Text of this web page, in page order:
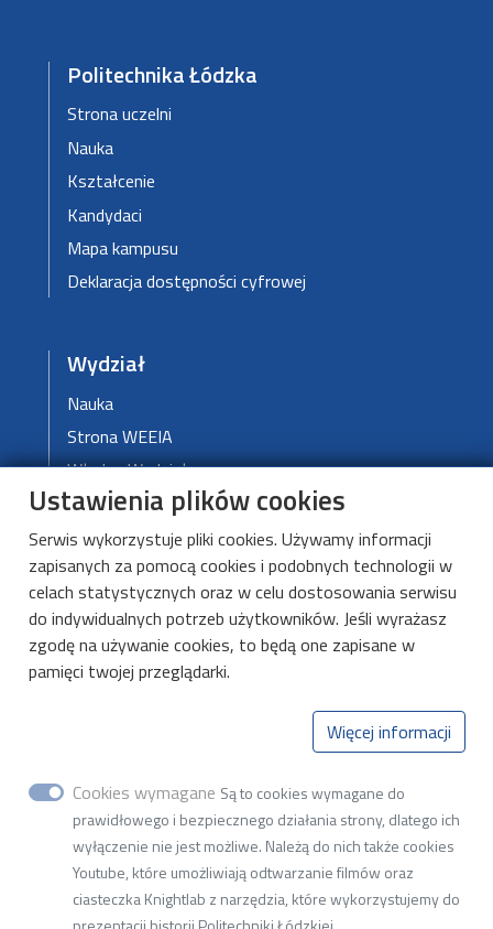
Katedra Mikroelektroniki i Technik
Informatycznych
ul. Wólczańska 221, budynek B18, 93-005 Łódź
NIP 727-002-18-95
Politechnika Łódzka
Strona uczelni
Nauka
Kształcenie
Kandydaci
Mapa kampusu
Deklaracja dostępności cyfrowej
Wydział
Nauka
Strona WEEIA
Władze Wydziału
DMCS
O DMCS
Aktualności
Kształcenie
Ustawienia plików cookies
Serwis wykorzystuje pliki cookies. Używamy informacji
zapisanych za pomocą cookies i podobnych technologii w
celach statystycznych oraz w celu dostosowania serwisu
do indywidualnych potrzeb użytkowników. Jeśli wyrażasz
zgodę na używanie cookies, to będą one zapisane w
pamięci twojej przeglądarki.
Więcej informacji
Cookies wymagane Są to cookies wymagane do
prawidłowego i bezpiecznego działania strony, dlatego ich
wyłączenie nie jest możliwe. Należą do nich także cookies
Youtube, które umożliwiają odtwarzanie filmów oraz
ciasteczka Knightlab z narzędzia, które wykorzystujemy do